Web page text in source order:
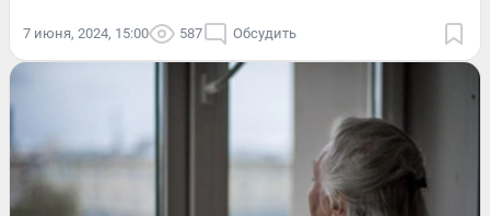
7 июня, 2024, 15:00 587 Обсудить